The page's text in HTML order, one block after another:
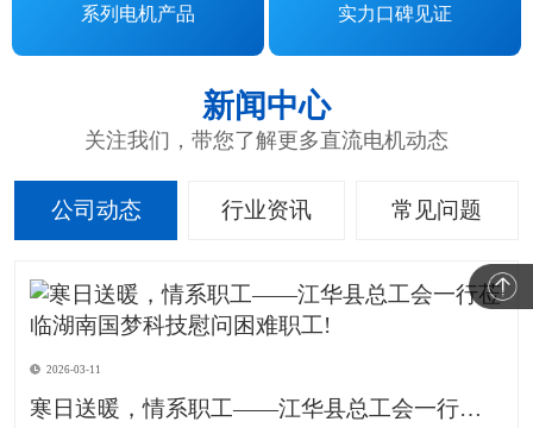
系列电机产品 实力口碑见证
新闻中心
关注我们，带您了解更多直流电机动态
公司动态 行业资讯 常见问题
2026-03-11
寒日送暖，情系职工——江华县总工会一行莅临湖南国梦科技慰问困难职工!